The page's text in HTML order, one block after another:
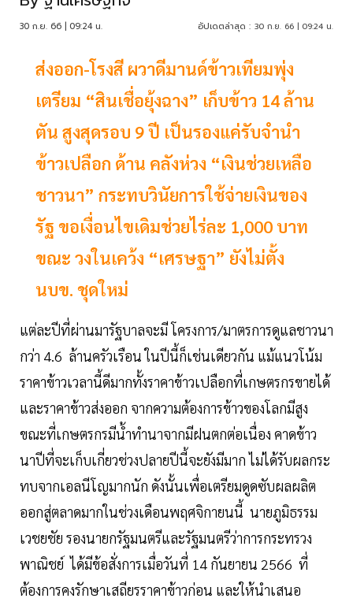
30 ก.ย. 66 | 09:24 น. อัปเดตล่าสุด : 30 ก.ย. 66 | 09:24 น.
ส่งออก-โรงสี ผวาดีมานด์ข้าวเทียมพุ่ง
เตรียม “สินเชื่อยุ้งฉาง” เก็บข้าว 14 ล้าน
ตัน สูงสุดรอบ 9 ปี เป็นรองแค่รับจำนำ
ข้าวเปลือก ด้าน คลังห่วง “เงินช่วยเหลือ
ชาวนา” กระทบวินัยการใช้จ่ายเงินของ
รัฐ ขอเงื่อนไขเดิมช่วยไร่ละ 1,000 บาท
ขณะ วงในเคว้ง “เศรษฐา” ยังไม่ตั้ง
นบข. ชุดใหม่
แต่ละปีที่ผ่านมารัฐบาลจะมี โครงการ/มาตรการดูแลชาวนา
กว่า 4.6 ล้านครัวเรือน ในปีนี้ก็เช่นเดียวกัน แม้แนวโน้ม
ราคาข้าวเวลานี้ดีมากทั้งราคาข้าวเปลือกที่เกษตรกรขายได้
และราคาข้าวส่งออก จากความต้องการข้าวของโลกมีสูง
ขณะที่เกษตรกรมีนํ้าทำนาจากมีฝนตกต่อเนื่อง คาดข้าว
นาปีที่จะเก็บเกี่ยวช่วงปลายปีนี้จะยังมีมาก ไม่ได้รับผลกระ
ทบจากเอลนีโญมากนัก ดังนั้นเพื่อเตรียมดูดซับผลผลิต
ออกสู่ตลาดมากในช่วงเดือนพฤศจิกายนนี้ นายภูมิธรรม
เวชยชัย รองนายกรัฐมนตรีและรัฐมนตรีว่าการกระทรวง
พาณิชย์ ได้มีข้อสั่งการเมื่อวันที่ 14 กันยายน 2566 ที่
ต้องการคงรักษาเสถียรราคาข้าวก่อน และให้นำเสนอ